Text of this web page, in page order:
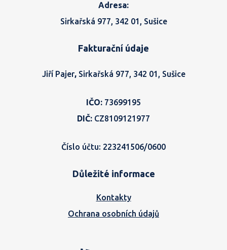
Adresa:
Sirkařská 977, 342 01, Sušice
Fakturační údaje
Jiří Pajer, Sirkařská 977, 342 01, Sušice
IČO: 73699195
DIČ: CZ8109121977
Číslo účtu: 223241506/0600
Důležité informace
Kontakty
Ochrana osobních údajů